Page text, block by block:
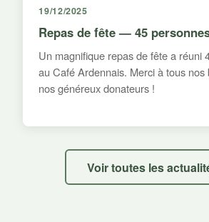
19/12/2025
Repas de fête — 45
Un magnifique repas de fête a réuni
au Café Ardennais. Merci à tous nos
nos généreux donateurs !
Voir toutes les